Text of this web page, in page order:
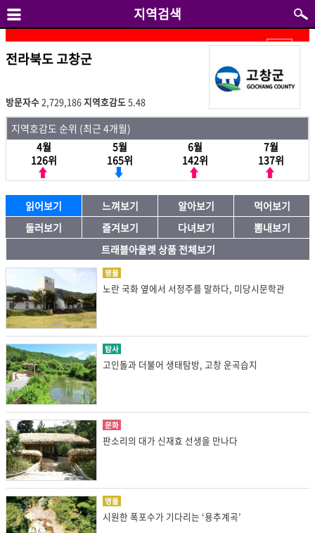
지역검색
전라북도 고창군
방문자수2,729,186지역호감도 5.48
지역호감도 순위 (최근 4개월)
4월
126위
5월
165위
6월
142위
7월
137위
읽어보기 느껴보기 알아보기
먹어보기
둘러보기
즐겨보기 다녀보기
뽐내보기
트래블아울렛 상품 전체보기
명물
노란 국화 옆에서 서정주를 말하다, 미당시문학관
탐사
고인돌과 더불어 생태탐방, 고창 운곡습지
문화
판소리의 대가 신재효 선생을 만나다
명물
시원한 폭포수가 기다리는 ‘용추계곡’